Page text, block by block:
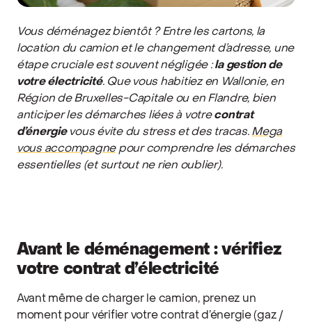
Vous déménagez bientôt ? Entre les cartons, la
location du camion et le changement d’adresse, une
étape cruciale est souvent négligée :la gestion de
votre électricité. Que vous habitiez en Wallonie, en
Région de Bruxelles-Capitale ou en Flandre, bien
anticiper les démarches liées à votrecontrat
d’énergie vous évite du stress et des tracas. Mega
vous accompagnepour comprendre les démarches
essentielles (et surtout ne rien oublier).
Avant le déménagement : vérifiez
votre contrat d’électricité
Avant même de charger le camion, prenez un
moment pour vérifier votre contrat d’énergie (gaz /